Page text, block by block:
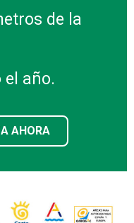
de la
año.
AHORA